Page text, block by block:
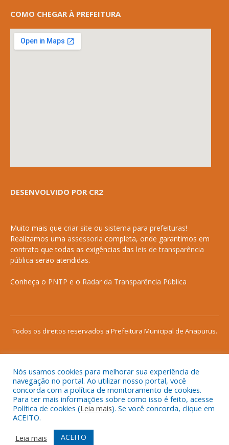
COMO CHEGAR À PREFEITURA
DESENVOLVIDO POR CR2
Muito mais que criar site ou sistema para prefeituras!
Realizamos uma assessoria completa, onde garantimos em
contrato que todas as exigências das leis de transparência
pública serão atendidas.
Conheça o PNTP e o Radar da Transparência Pública
Todos os direitos reservados a Prefeitura Municipal de Anapurus.
Mapa do Site
Acessar Área Administrativa
Acessar o Webmail
Nós usamos cookies para melhorar sua experiência de
navegação no portal. Ao utilizar nosso portal, você
concorda com a política de monitoramento de cookies.
Para ter mais informações sobre como isso é feito, acesse
Política de cookies (Leia mais). Se você concorda, clique em
ACEITO.
Leia mais
ACEITO